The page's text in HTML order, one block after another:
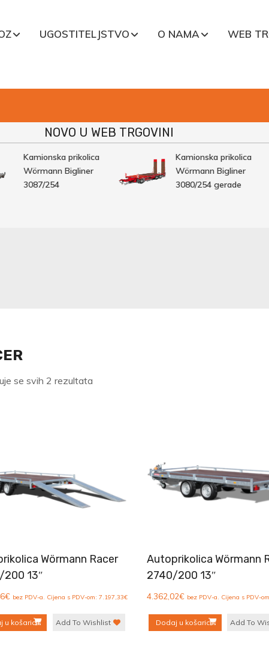
UGOSTITELJSTVO O NAMA
WEB
NOVO U WEB TRGOVINI
Kamionska prikolica
Wörmann Bigliner
3087/254
Kamionska prikolica
Wörmann Bigliner
3080/254 gerade
se svih 2 rezultataPoredano
Wörmann Racer
13″
€ bez PDV-a. Cijena s PDV-om: 7.197,33€
u košaricu Add To Wishlist
Autoprikolica Wörmann
2740/200 13″
4.362,02€ bez PDV-a. Cijena s PDV-
Dodaj u košaricu Add To